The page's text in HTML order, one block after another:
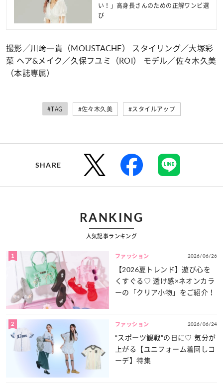
い！」高身長さんのための正解ワンピ選
び
撮影／川﨑一貴（MOUSTACHE） スタイリング／大塚彩
菜 ヘア&メイク／久保フユミ（ROI） モデル／佐々木久美
（本誌専属）
#TAG #佐々木久美 #スタイルアップ
SHARE
RANKING
人気記事ランキング
1 ファッション 2026/06/26
【2026夏トレンド】遊び心を
くすぐる♡ 透け感×ネオンカラ
ーの「クリア小物」をご紹介！
2 ファッション 2026/06/24
“スポーツ観戦”の日に♡ 気分が
上がる【ユニフォーム着回しコ
ーデ】特集